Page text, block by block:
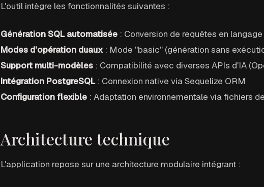
L'outil intègre les fonctionnalités suivantes :
Génération SQL automatisée: Conversion de requêtes en
Modes d'opération duaux: Mode "basic" (génération sans
Support multi-modèles: Compatibilité avec diverses APIs d'IA
Intégration PostgreSQL: Connexion native via Sequelize ORM
Configuration flexible: Adaptation environnementale via fichiers
Architecture technique
L'application repose sur une architecture modulaire intégrant :